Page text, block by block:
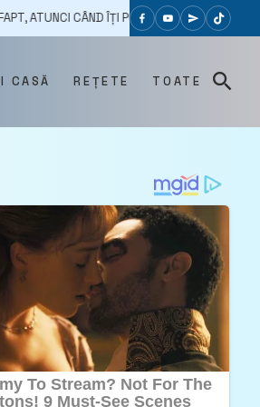
ÎȚI POCNEȘTI DEGETELE. REUMATOLOG:
CASĂ REȚETE TOATE